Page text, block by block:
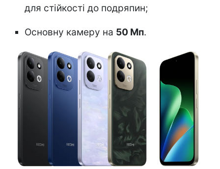
для стійкості до подряпин;
Основну камеру на 50 Мп.